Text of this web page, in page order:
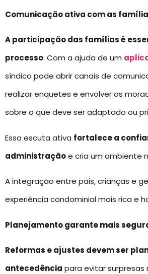
Comunicação ativa com as
A participação das famílias é
processo. Com a ajuda de um
síndico pode abrir canais de
realizar enquetes e envolver os
sobre o que deve ser adaptado ou
Essa escuta ativa fortalece a
administraçãoe cria um ambiente
A integração entre pais, crianças e
experiência condominial mais rica e
Planejamento garante mais
Reformas e ajustes devem ser
antecedência para evitar surpresas